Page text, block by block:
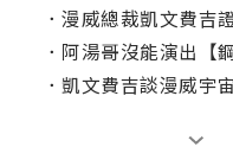
． 漫威總裁凱文費吉
． 阿湯哥沒能演出【
． 凱文費吉談漫威宇